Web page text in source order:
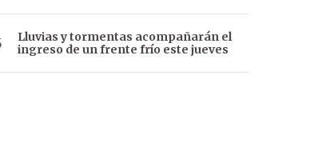
Lluvias y tormentas acompañarán el
ingreso de un frente frío este jueves